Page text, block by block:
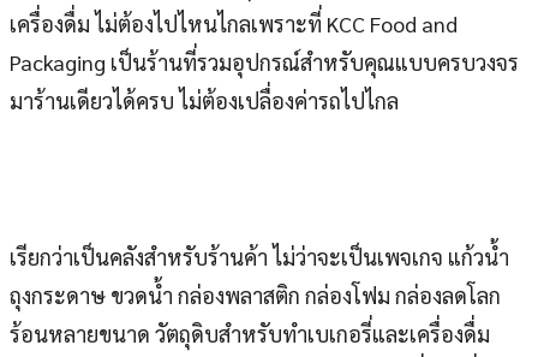
เครื่องดื่ม ไม่ต้องไปไหนไกลเพราะที่ KCC Food and
Packaging เป็นร้านที่รวมอุปกรณ์สำหรับคุณแบบครบวงจร
มาร้านเดียวได้ครบ ไม่ต้องเปลื่องค่ารถไปไกล
เรียกว่าเป็นคลังสำหรับร้านค้า ไม่ว่าจะเป็นเพจเกจ แก้วน้ำ
ถุงกระดาษ ขวดน้ำ กล่องพลาสติก กล่องโฟม กล่องลดโลก
ร้อนหลายขนาด วัตถุดิบสำหรับทำเบเกอรี่และเครื่องดื่ม